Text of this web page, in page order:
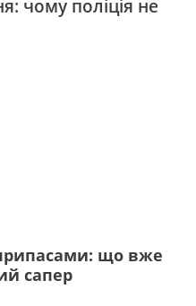
чому поліція не
що вже
сапер